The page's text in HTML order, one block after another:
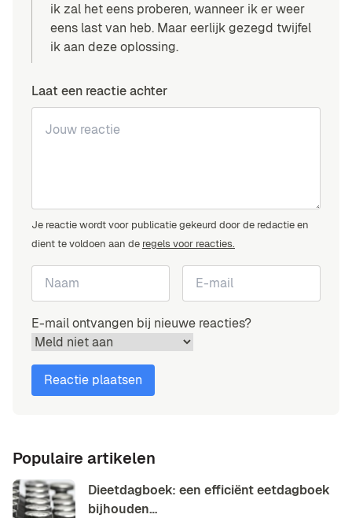
ik zal het eens proberen, wanneer ik er weer
eens last van heb. Maar eerlijk gezegd twijfel
ik aan deze oplossing.
Laat een reactie achter
Je reactie wordt voor publicatie gekeurd door de redactie en
dient te voldoen aan de regels voor reacties.
E-mail ontvangen bij nieuwe reacties?
Populaire artikelen
Dieetdagboek: een efficiënt eetdagboek
bijhouden…